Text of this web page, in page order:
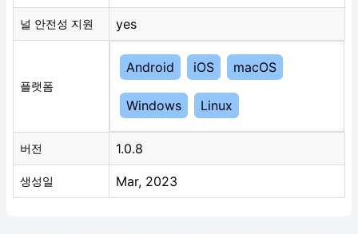
널 안전성 지원 yes
플랫폼
Android iOS macOS
Windows Linux
버전 1.0.8
생성일 Mar, 2023